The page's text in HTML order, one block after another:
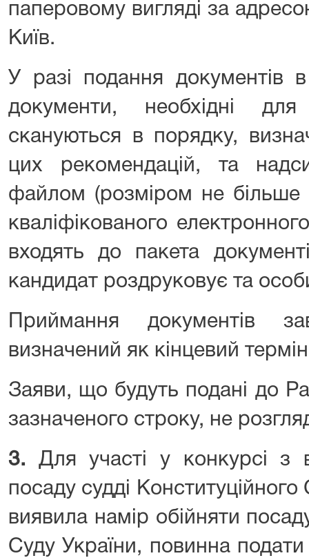
паперовому вигляді за
Київ.
У разі подання документів
документи, необхідні
скануються в порядку,
цих рекомендацій, та
файлом (розміром не
кваліфікованого
входять до пакета
кандидат роздруковує та
Приймання документів
визначений як кінцевий
Заяви, що будуть подані до
зазначеного строку, не
3. Для участі у конкурсі з
посаду судді
виявила намір обійняти
Суду України, повинна